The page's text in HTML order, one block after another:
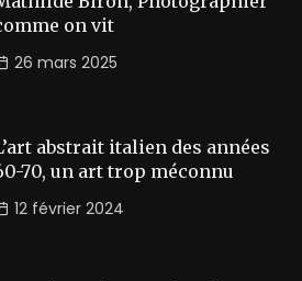
on vit
26 mars 2025
abstrait italien des années
70, un art trop méconnu
12 février 2024